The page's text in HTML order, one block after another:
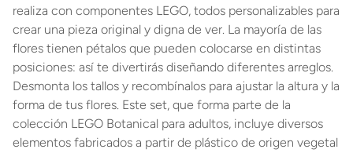
realiza con componentes LEGO, todos personalizables para
crear una pieza original y digna de ver. La mayoría de las
flores tienen pétalos que pueden colocarse en distintas
posiciones: así te divertirás diseñando diferentes arreglos.
Desmonta los tallos y recombínalos para ajustar la altura y la
forma de tus flores. Este set, que forma parte de la
colección LEGO Botanical para adultos, incluye diversos
elementos fabricados a partir de plástico de origen vegetal